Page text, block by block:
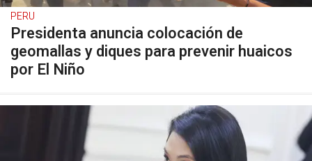
PERU
Presidenta anuncia colocación de
geomallas y diques para prevenir huaicos
por El Niño